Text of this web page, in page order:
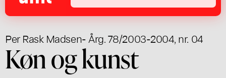
Per Rask Madsen- Årg. 78/2003-2004, nr. 04
Køn og kunst